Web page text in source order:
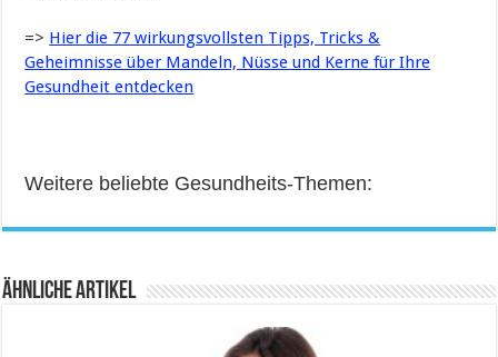
=> Hier die 77 wirkungsvollsten Tipps, Tricks &
Geheimnisse über Mandeln, Nüsse und Kerne für Ihre
Gesundheit entdecken
Weitere beliebte Gesundheits-Themen:
Ähnliche Artikel